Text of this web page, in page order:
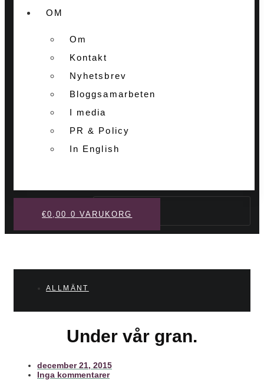
OM
Om
Kontakt
Nyhetsbrev
Bloggsamarbeten
I media
PR & Policy
In English
Sök
€0,00 0 VARUKORG
ALLMÄNT
Under vår gran.
december 21, 2015
Inga kommentarer